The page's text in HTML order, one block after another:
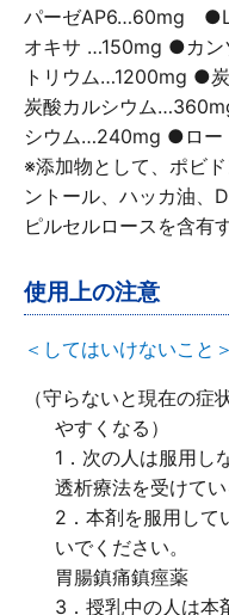
当製品は使用上の
パーゼAP6…60mg
オキサ …150mg ●カ
トリウム…1200mg ●
炭酸カルシウム
シウム…240mg ●ロー
※添加物として、ポビ
ントール、ハッカ油、
ピルセルロースを含有す
使用上の注意
＜してはいけないこと＞
（守らないと現在の症
やすくなる）
1．次の人は服用し
透析療法を受けて
2．本剤を服用して
いでください。
胃腸鎮痛鎮痙薬
3．授乳中の人は本